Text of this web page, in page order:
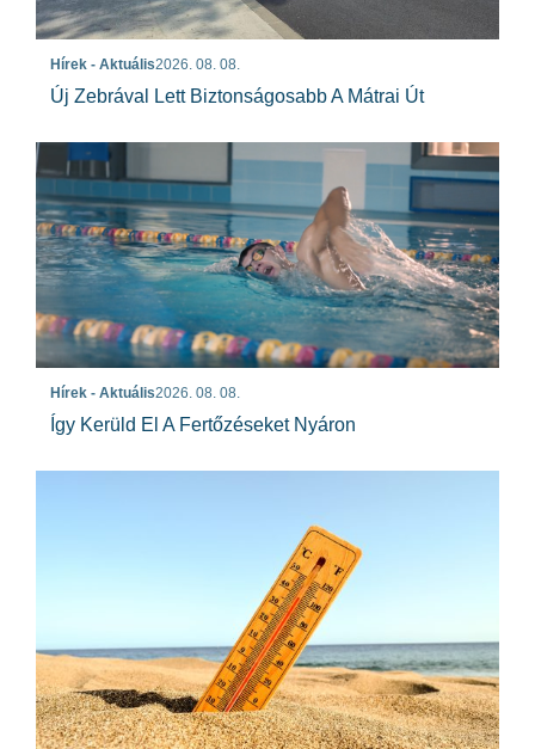
Hírek - Aktuális2026. 08. 08.
Új Zebrával Lett Biztonságosabb A Mátrai Út
Hírek - Aktuális2026. 08. 08.
Így Kerüld El A Fertőzéseket Nyáron